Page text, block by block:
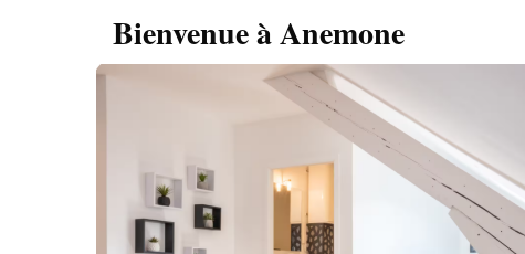
Bienvenue à Anemone